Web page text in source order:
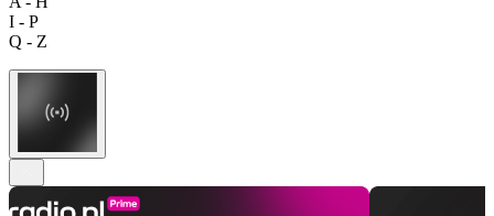
I - P
Q - Z